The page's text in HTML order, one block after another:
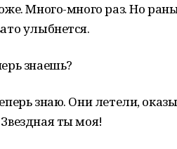
Много-много раз. Но
улыбнется.
знаешь?
знаю. Они летели,
ты моя!